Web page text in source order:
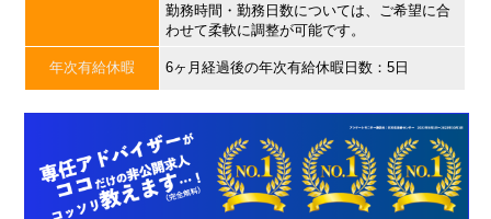
勤務時間・勤務日数については、ご希望に合
わせて柔軟に調整が可能です。
年次有給休暇 6ヶ月経過後の年次有給休暇日数：5日